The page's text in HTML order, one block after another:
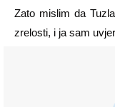
Zato mislim da
zrelosti, i ja sam